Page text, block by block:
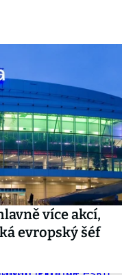
více akcí,
evropský šéf